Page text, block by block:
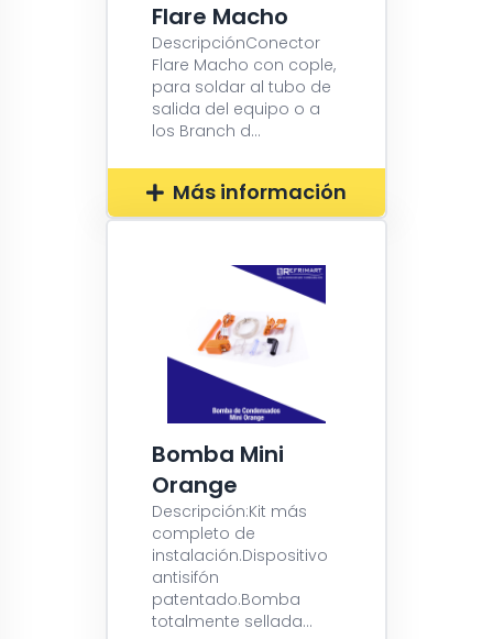
Flare Macho
DescripciónConector
Flare Macho con cople,
para soldar al tubo de
salida del equipo o a
los Branch d...
Más información
Bomba Mini
Orange
Descripción:Kit más
completo de
instalación.Dispositivo
antisifón
patentado.Bomba
totalmente sellada...